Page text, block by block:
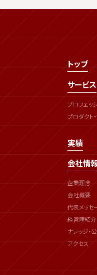
トップ
サービス
プロフェッ
プロダクト
実績
会社情
企業理念
会社概要
代表メッセ
経営陣紹介
ナレッジ・
アクセス